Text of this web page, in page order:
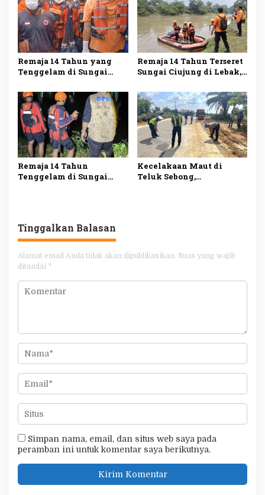
Remaja 14 Tahun yang
Tenggelam di Sungai
Meninggal Setelah Tiga
Hari Pencarian
Remaja 14 Tahun Terseret
Sungai Ciujung di Lebak,
Belum Membuahkan
Hasil
Remaja 14 Tahun
Tenggelam di Sungai
Kecelakaan Maut di
Teluk Sebong,
Tinggalkan Balasan
Alamat email Anda tidak akan dipublikasikan. Ruas yang wajib
ditandai *
Simpan nama, email, dan situs web saya pada
peramban ini untuk komentar saya berikutnya.